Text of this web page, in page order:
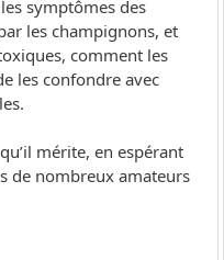
symptômes des
les champignons, et
comment les
les confondre avec
mérite, en espérant
de nombreux amateurs